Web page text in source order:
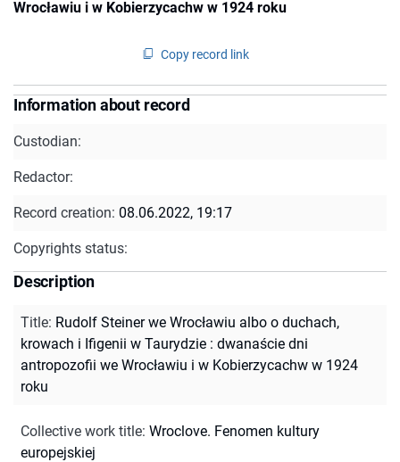
Wrocławiu i w Kobierzycachw w 1924 roku
Copy record link
Information about record
Custodian:
Redactor:
Record creation: 08.06.2022, 19:17
Copyrights status:
Description
Title: Rudolf Steiner we Wrocławiu albo o duchach,
krowach i Ifigenii w Taurydzie : dwanaście dni
antropozofii we Wrocławiu i w Kobierzycachw w 1924
roku
Collective work title: Wroclove. Fenomen kultury
europejskiej